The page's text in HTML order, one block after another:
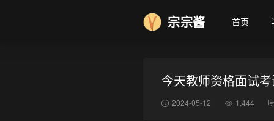
宗宗酱 首页
今天教师资格面试
2024-05-12 1,444